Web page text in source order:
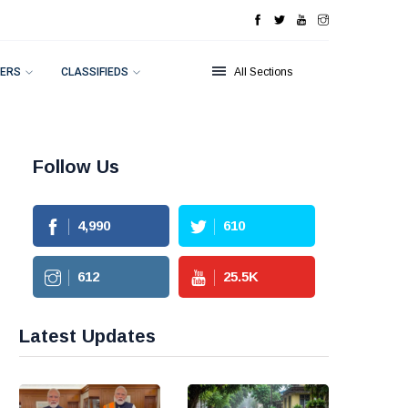
CLASSIFIEDS All Sections
Follow Us
4,990 610
612 25.5K
Latest Updates